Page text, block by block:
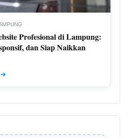
Keluarga Pengurus PWI
dan Jurnalis
Triliun
Ajukan Perubahan KUA-PPAS